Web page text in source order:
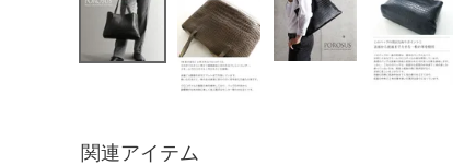
関連アイテム